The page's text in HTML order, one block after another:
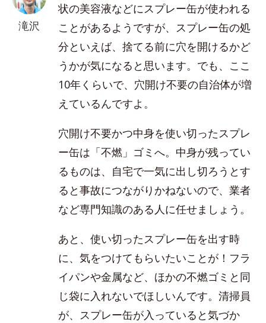
滝沢
状の美容液などにスプレー缶が使われる
ことがあるようですが、スプレー缶の処
分といえば、捨てる前に穴を開けるかど
うかが気になると思います。でも、ここ
10年くらいで、穴開け不要の自治体が増
えているんですよ。
穴開け不要かつ中身を使い切ったスプレ
ー缶は「不燃」ゴミへ。中身が残ってい
るものは、自宅で一気に出し切ろうとす
ると事故につながりかねないので、業者
など専門知識のある人に任せましょう。
あと、使い切ったスプレー缶を出す時
に、気をつけてもらいたいことが！フラ
イパンや金属など、ほかの不燃ゴミと同
じ袋に入れないでほしいんです。清掃員
が、スプレー缶が入っていると気づか